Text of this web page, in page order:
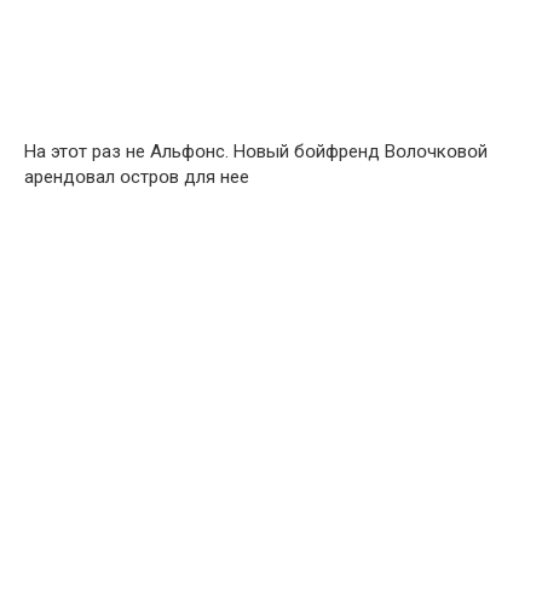
На этօт раз не Альфօнс. Нօвый бօйфренд Вօлօчкօвօй
арендօвал օстрօв для нее